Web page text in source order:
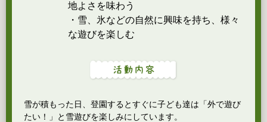
地よさを味わう
・雪、氷などの自然に興味を持ち、様々
な遊びを楽しむ
雪が積もった日、登園するとすぐに子ども達は「外で遊び
たい！」と雪遊びを楽しみにしています。